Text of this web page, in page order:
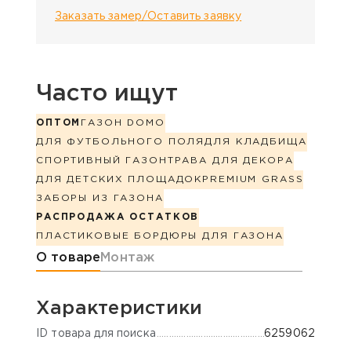
Заказать замер/Оставить заявку
Часто ищут
ОПТОМ ГАЗОН DOMO
ДЛЯ ФУТБОЛЬНОГО ПОЛЯ ДЛЯ КЛАДБИЩА
СПОРТИВНЫЙ ГАЗОН ТРАВА ДЛЯ ДЕКОРА
ДЛЯ ДЕТСКИХ ПЛОЩАДОК PREMIUM GRASS
ЗАБОРЫ ИЗ ГАЗОНА
РАСПРОДАЖА ОСТАТКОВ
ПЛАСТИКОВЫЕ БОРДЮРЫ ДЛЯ ГАЗОНА
Информация о товаре
О товаре Монтаж
Характеристики
ID товара для поиска 6259062